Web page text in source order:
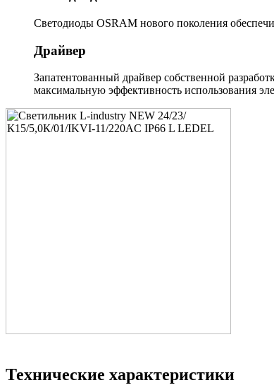
Светодиоды OSRAM нового поколения
Драйвер
Запатентованный драйвер собственной
максимальную эффективность использования
Технические характеристики